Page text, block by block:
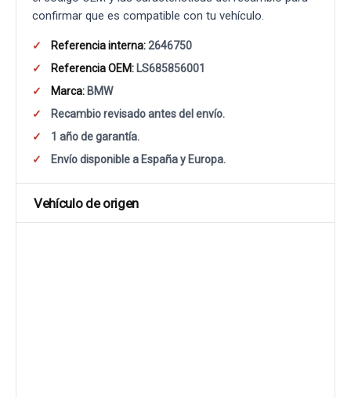
confirmar que es compatible con tu vehículo.
Referencia interna:2646750
Referencia OEM: LS685856001
Marca: BMW
Recambio revisado antes del envío.
1 año de garantía.
Envío disponible a España y Europa.
Vehículo de origen